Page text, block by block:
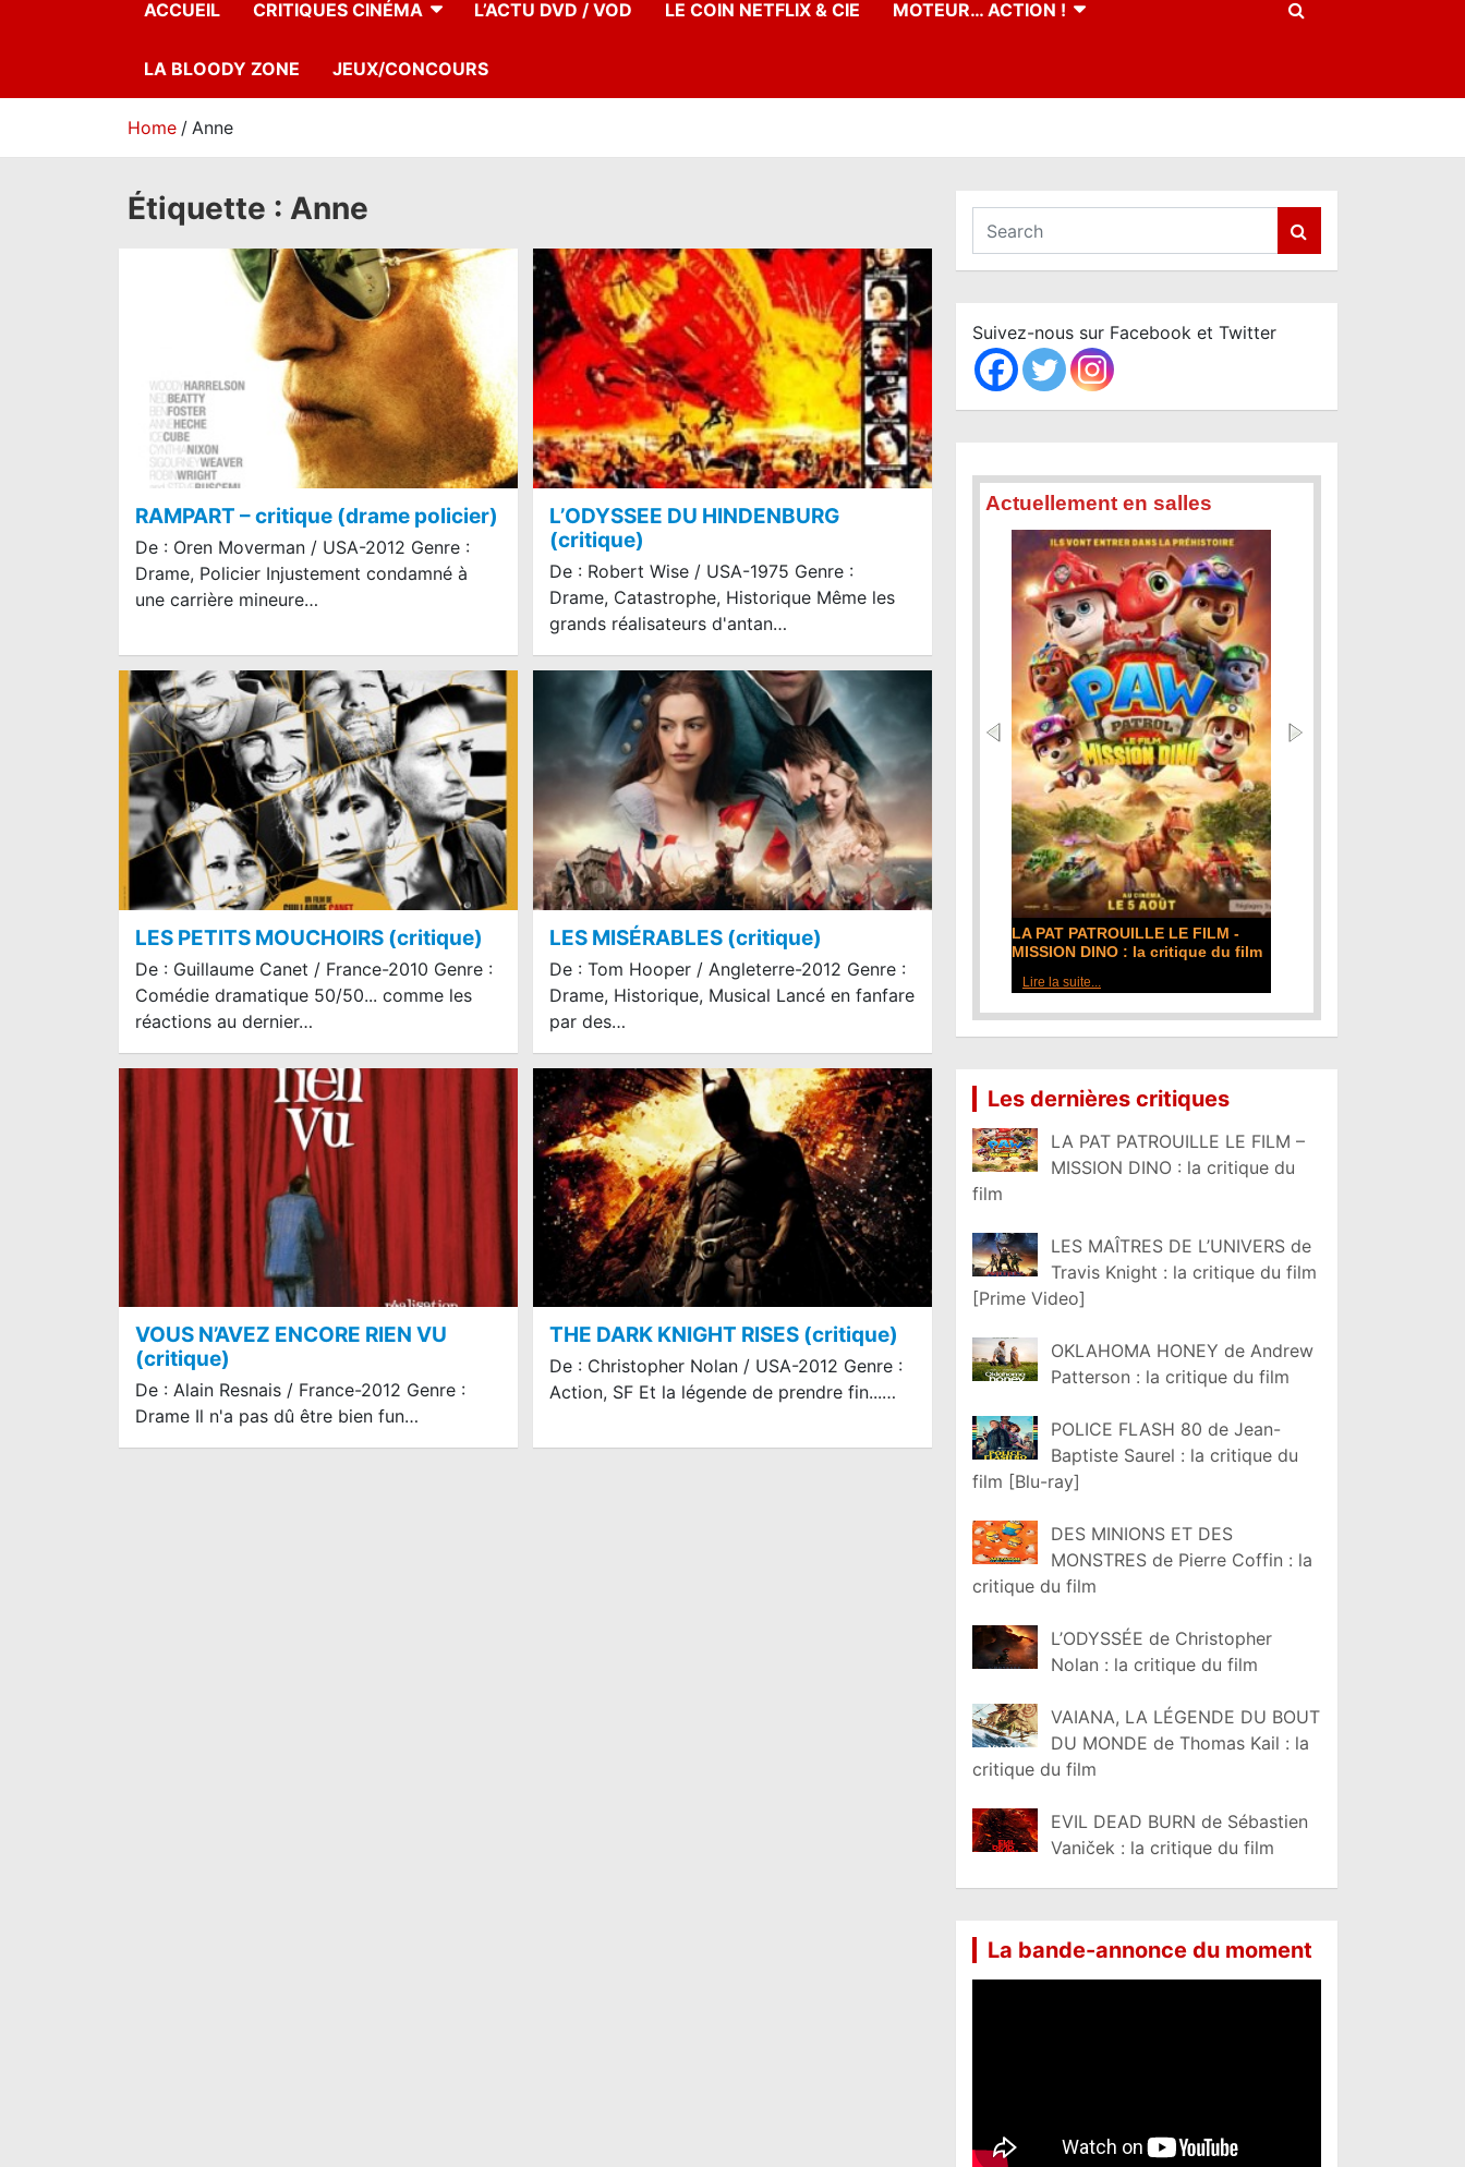
ACCUEIL CRITIQUES CINÉMA L’ACTU DVD / VOD LE COIN NETFLIX & CIE MOTEUR… ACTION !
LA BLOODY ZONE JEUX/CONCOURS
Home Anne
Étiquette : Anne
RAMPART – critique (drame policier)
De : Oren Moverman / USA-2012 Genre :
Drame, Policier Injustement condamné à
une carrière mineure…
L’ODYSSEE DU HINDENBURG
(critique)
De : Robert Wise / USA-1975 Genre :
Drame, Catastrophe, Historique Même les
grands réalisateurs d'antan…
LES PETITS MOUCHOIRS (critique)
De : Guillaume Canet / France-2010 Genre :
Comédie dramatique 50/50... comme les
réactions au dernier…
LES MISÉRABLES (critique)
De : Tom Hooper / Angleterre-2012 Genre :
Drame, Historique, Musical Lancé en fanfare
par des…
VOUS N’AVEZ ENCORE RIEN VU
(critique)
De : Alain Resnais / France-2012 Genre :
Drame Il n'a pas dû être bien fun…
THE DARK KNIGHT RISES (critique)
De : Christopher Nolan / USA-2012 Genre :
Action, SF Et la légende de prendre fin...…
a
c
h
Suivez-nous sur Facebook et Twitter
Actuellement en salles
LA PAT PATROUILLE LE FILM -
MISSION DINO : la critique du film
Lire la suite...
Les dernières critiques
LA PAT PATROUILLE LE FILM –
MISSION DINO : la critique du
film
LES MAÎTRES DE L’UNIVERS de
Travis Knight : la critique du film
[Prime Video]
OKLAHOMA HONEY de Andrew
Patterson : la critique du film
POLICE FLASH 80 de Jean-
Baptiste Saurel : la critique du
film [Blu-ray]
DES MINIONS ET DES
MONSTRES de Pierre Coffin : la
critique du film
L’ODYSSÉE de Christopher
Nolan : la critique du film
VAIANA, LA LÉGENDE DU BOUT
DU MONDE de Thomas Kail : la
critique du film
EVIL DEAD BURN de Sébastien
Vaniček : la critique du film
La bande-annonce du moment